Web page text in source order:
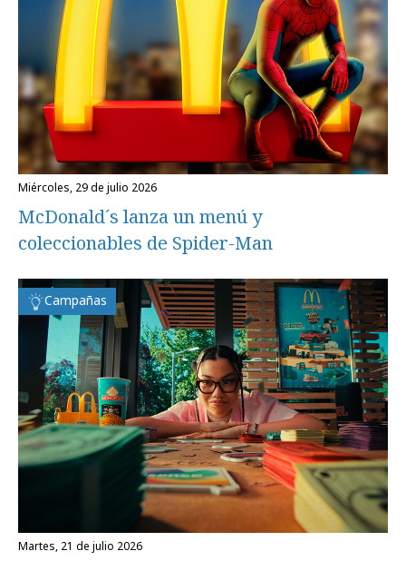
miércoles, 29 de julio 2026
McDonald´s lanza un menú y
coleccionables de Spider-Man
Campañas
martes, 21 de julio 2026